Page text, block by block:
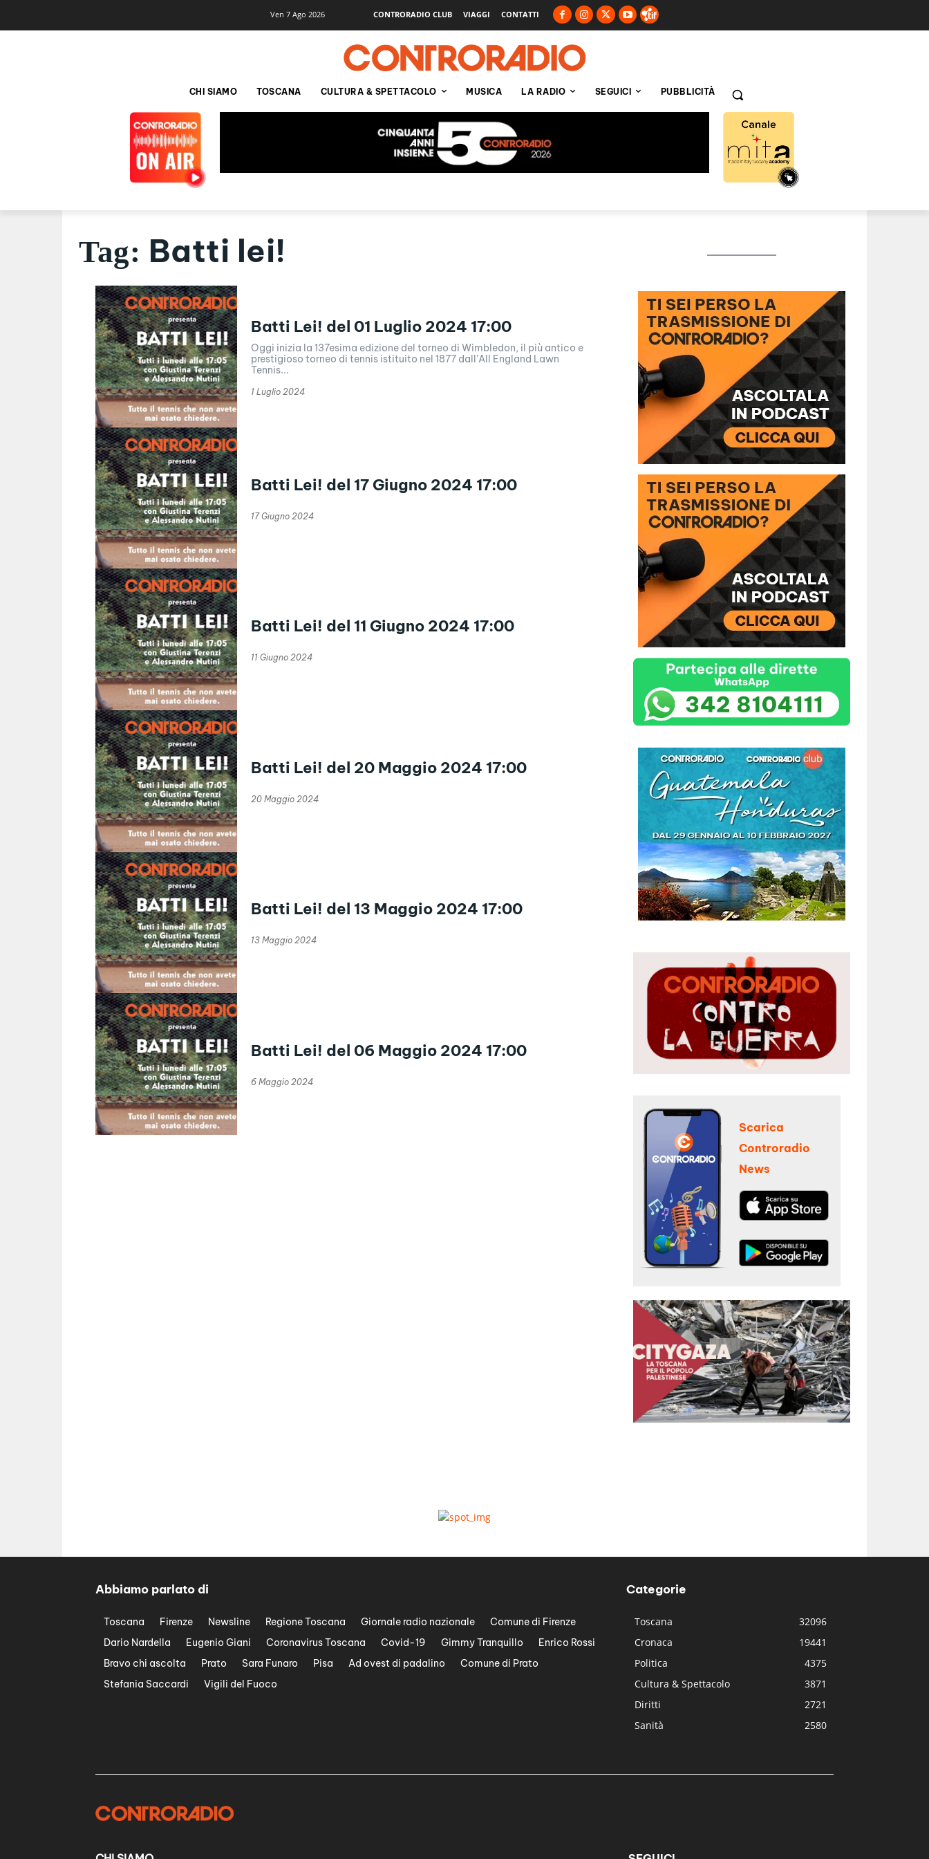
Ven 7 Ago 2026 CONTRORADIO CLUB VIAGGI CONTATTI
CHI SIAMO TOSCANA CULTURA & SPETTACOLO MUSICA LA RADIO SEGUICI PUBBLICITÀ
Tag: Batti lei!
Batti Lei! del 01 Luglio 2024 17:00
Oggi inizia la 137esima edizione del torneo di Wimbledon, il più antico e
prestigioso torneo di tennis istituito nel 1877 dall’All England Lawn
Tennis...
1 Luglio 2024
Batti Lei! del 17 Giugno 2024 17:00
17 Giugno 2024
Batti Lei! del 11 Giugno 2024 17:00
11 Giugno 2024
Batti Lei! del 20 Maggio 2024 17:00
20 Maggio 2024
Batti Lei! del 13 Maggio 2024 17:00
13 Maggio 2024
Batti Lei! del 06 Maggio 2024 17:00
6 Maggio 2024
Scarica
Controradio
News
Abbiamo parlato di
Toscana Firenze Newsline Regione Toscana Giornale radio nazionale
Comune di Firenze
Dario Nardella
Eugenio Giani Coronavirus Toscana Covid-19 Gimmy Tranquillo
Enrico Rossi
Bravo chi ascolta
Prato Sara Funaro Pisa Ad ovest di padalino
Comune di Prato
Stefania Saccardi
Vigili del Fuoco
Categorie
Toscana
32096
Cronaca
19441
Politica
4375
Cultura & Spettacolo
3871
Diritti
2721
Sanità
2580